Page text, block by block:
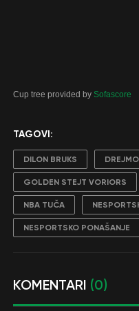
Cup tree provided by Sofascore
TAGOVI:
DILON BRUKS
GOLDEN STEJT VORIORS
NBA TUČA
NESPORTSKO PONAŠANJE
KOMENTARI (0)